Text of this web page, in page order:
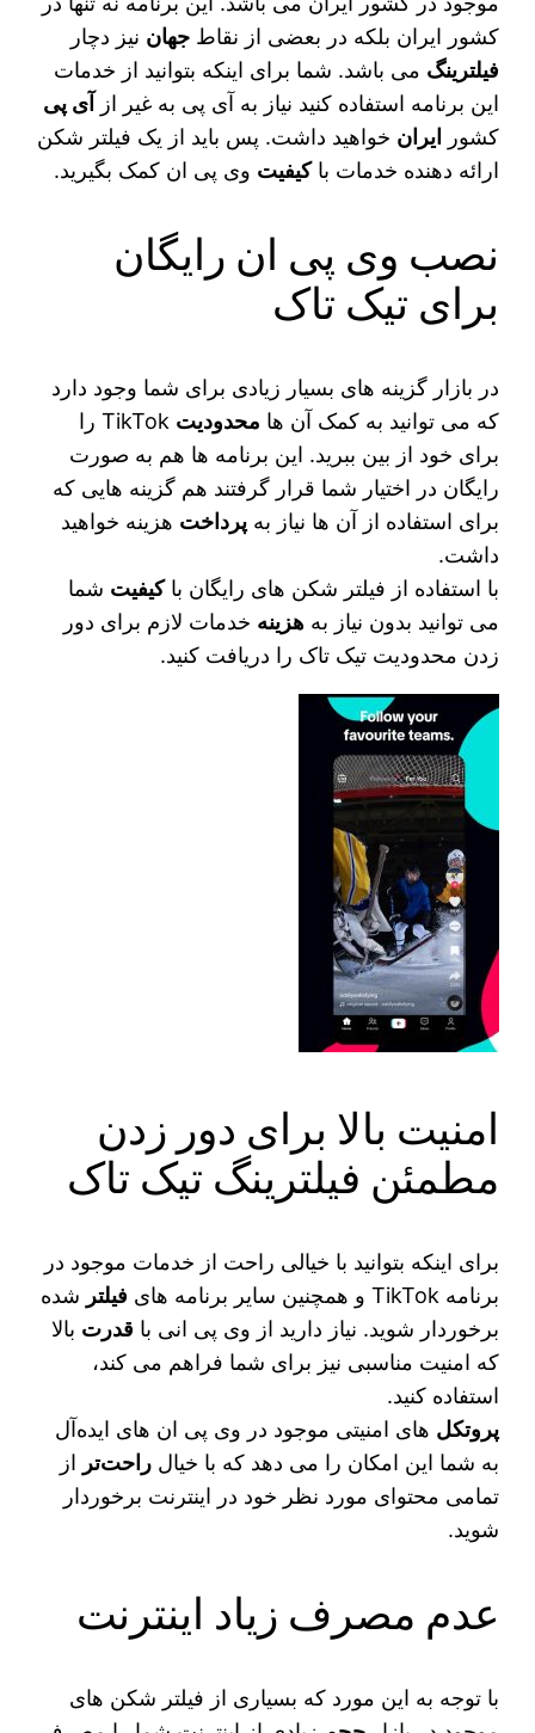
کشور ایران بلکه در بعضی از نقاطجهان نیز دچار
فیلترینگ می‌ باشد. شما برای اینکه بتوانید از خدمات
این برنامه استفاده کنید نیاز به آی‌ پی به غیر از
آی پی
کشور
ایران خواهید داشت. پس باید از یک فیلتر شکن
ارائه دهنده خدمات باکیفیت وی پی ان کمک بگیرید.
نصب وی پی ان رایگان
برای تیک تاک
در بازار گزینه‌ های بسیار زیادی برای شما وجود دارد
که می‌ توانید به کمک آن ها محدودیت
TikTok را
برای خود از بین ببرید. این برنامه‌ ها هم به صورت
رایگان در اختیار شما قرار گرفتند هم گزینه‌ هایی که
برای استفاده از آن ها نیاز بهپرداخت هزینه خواهید
داشت.
با استفاده از فیلتر شکن‌ های رایگان باکیفیت شما
می‌ توانید بدون نیاز بههزینه خدمات لازم برای دور
زدن محدودیت تیک تاک را دریافت کنید.
امنیت بالا برای دور زدن
مطمئن فیلترینگ تیک تاک
برای اینکه بتوانید با خیالی راحت از خدمات موجود در
برنامه TikTok و همچنین سایر برنامه‌ های
فیلتر شده
برخوردار شوید. نیاز دارید از وی پی انی با قدرت بالا
که امنیت مناسبی نیز برای شما فراهم می‌ کند،
استفاده کنید.
پروتکل‌ های امنیتی موجود در وی‌ پی‌ ان‌ های ایده‌آل
به شما این امکان را می‌ دهد که با خیالراحت‌تر از
تمامی محتوای مورد نظر خود در اینترنت برخوردار
شوید.
عدم مصرف زیاد اینترنت
با توجه به این مورد که بسیاری از فیلتر شکن‌ های